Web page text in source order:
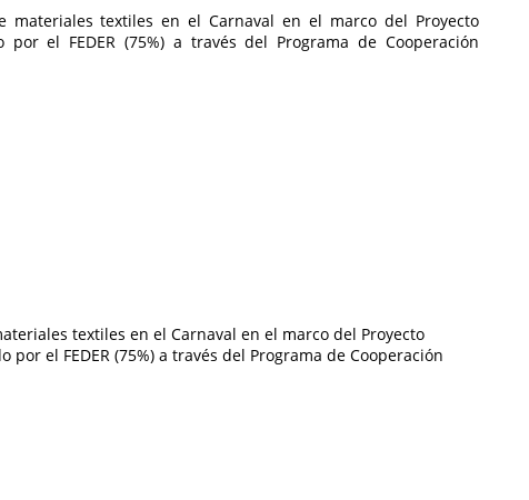
textiles en el Carnaval en el marco del Proyecto
por el FEDER (75%) a través del Programa de Cooperación
textiles en el Carnaval en el marco del Proyecto
por el FEDER (75%) a través del Programa de Cooperación